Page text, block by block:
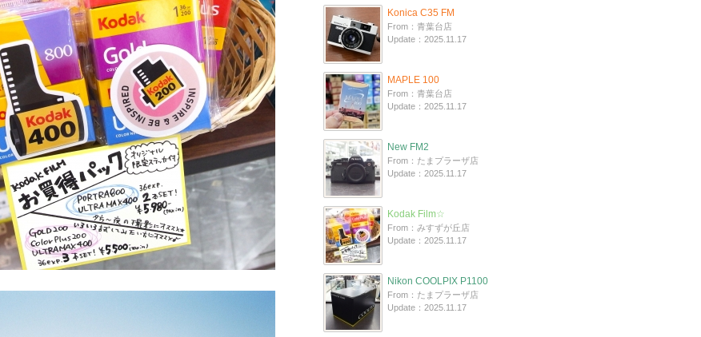
Konica C35 FM
From：青葉台店
Update：2025.11.17
MAPLE 100
From：青葉台店
Update：2025.11.17
New FM2
From：たまプラーザ店
Update：2025.11.17
Kodak Film☆
From：みすずが丘店
Update：2025.11.17
Nikon COOLPIX P1100
From：たまプラーザ店
Update：2025.11.17